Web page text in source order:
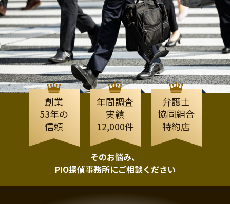
創業
53年の
信頼
年間調査
実績
12,000件
弁護士
協同組合
特約店
そのお悩み、
PIO探偵事務所にご相談ください